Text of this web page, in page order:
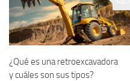
¿Qué es una retroexcavadora
y cuáles son sus tipos?